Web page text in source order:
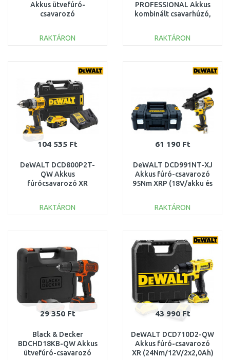
Akkus ütvefúró-
csavarozó
koffer+tartozékszett
RAKTÁRON
Összehasonlítás
PROFESSIONAL Akkus
kombinált csavarhúzó,
06019K3100
RAKTÁRON
Összehasonlítás
104 535 Ft
DeWALT DCD800P2T-
QW Akkus
fúrócsavarozó XR
Tstak
RAKTÁRON
61 190 Ft
DeWALT DCD991NT-XJ
Akkus fúró-csavarozó
95Nm XRP (18V/akku és
RAKTÁRON
Összehasonlítás
29 350 Ft
Black & Decker
BDCHD18KB-QW Akkus
ütvefúró-csavarozó
43 990 Ft
DeWALT DCD710D2-QW
Akkus fúró-csavarozó
XR (24Nm/12V/2x2,0Ah)